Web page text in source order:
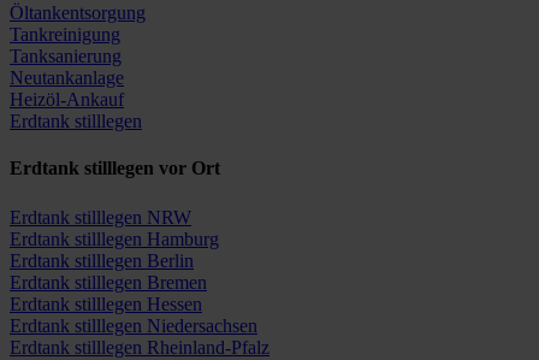
Öltankentsorgung
Tankreinigung
Tanksanierung
Neutankanlage
Heizöl-Ankauf
Erdtank stilllegen
Erdtank stilllegen vor Ort
Erdtank stilllegen NRW
Erdtank stilllegen Hamburg
Erdtank stilllegen Berlin
Erdtank stilllegen Bremen
Erdtank stilllegen Hessen
Erdtank stilllegen Niedersachsen
Erdtank stilllegen Rheinland-Pfalz